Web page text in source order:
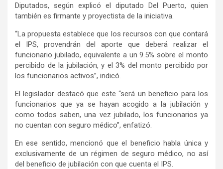
Diputados, según explicó el diputado Del Puerto, quien
también es firmante y proyectista de la iniciativa.
“La propuesta establece que los recursos con que contará
el IPS, provendrán del aporte que deberá realizar el
funcionario jubilado, equivalente a un 9.5% sobre el monto
percibido de la jubilación, y el 3% del monto percibido por
los funcionarios activos”, indicó.
El legislador destacó que este “será un beneficio para los
funcionarios que ya se hayan acogido a la jubilación y
como todos saben, una vez jubilado, los funcionarios ya
no cuentan con seguro médico”, enfatizó.
En ese sentido, mencionó que el beneficio habla única y
exclusivamente de un régimen de seguro médico, no así
del beneficio de jubilación con que cuenta el IPS.